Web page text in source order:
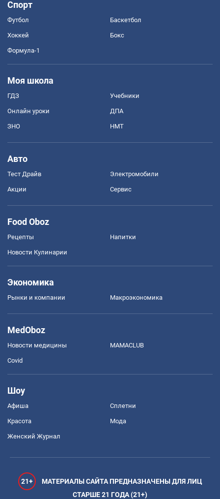
Спорт
Футбол Баскетбол
Хоккей Бокс
Формула-1
Моя школа
ГДЗ Учебники
Онлайн уроки ДПА
ЗНО НМТ
Авто
Тест Драйв Электромобили
Акции Сервис
Food Oboz
Рецепты Напитки
Новости Кулинарии
Экономика
Рынки и компании Mакроэкономика
MedOboz
Новости медицины MAMACLUB
Covid
Шоу
Афиша Сплетни
Красота Мода
Женский Журнал
21+
МАТЕРИАЛЫ САЙТА ПРЕДНАЗНАЧЕНЫ ДЛЯ ЛИЦ
СТАРШЕ 21 ГОДА (21+)